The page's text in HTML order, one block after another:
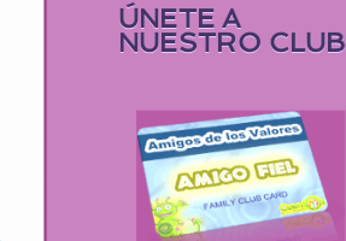
ÚNETE A
NUESTRO CLUB